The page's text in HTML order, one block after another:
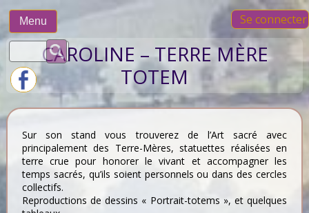
Menu Se connecter
Rechercher :CAROLINE – TERRE MÈRE
TOTEM
Sur son stand vous trouverez de l’Art sacré avec
principalement des Terre-Mères, statuettes réalisées en
terre crue pour honorer le vivant et accompagner les
temps sacrés, qu’ils soient personnels ou dans des cercles
collectifs.
Reproductions de dessins « Portrait-totems », et quelques